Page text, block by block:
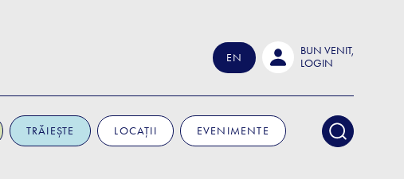
EN
BUN VENIT,
LOGIN
TRĂIEȘTE LOCAȚII EVENIMENTE